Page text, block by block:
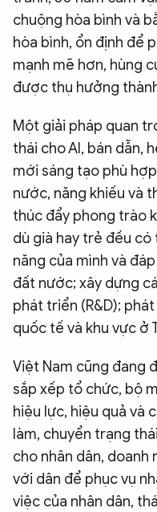
chuộng hòa bình và
hòa bình, ổn định để
mạnh mẽ hơn, hùng
được thụ hưởng
Một giải pháp quan
thái cho AI, bán dẫn,
mới sáng tạo phù
nước, năng khiếu và
thúc đẩy phong trào
dù già hay trẻ đều
năng của mình và
đất nước; xây dựng
phát triển (R&D);
quốc tế và khu vực ở
Việt Nam cũng đang
sắp xếp tổ chức, bộ
hiệu lực, hiệu quả và
làm, chuyển trạng
cho nhân dân, doanh
với dân để phục vụ
việc của nhân dân,